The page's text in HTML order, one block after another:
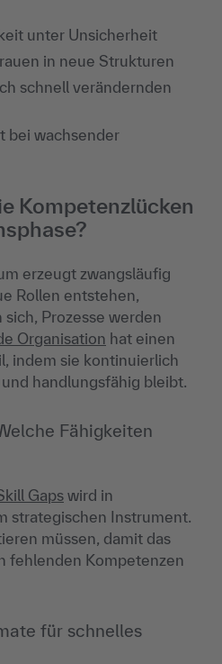
unter Unsicherheit
in neue Strukturen
schnell verändernden
bei wachsender
Kompetenzlücken
erzeugt zwangsläufig
Rollen entstehen,
Prozesse werden
Organisation hat einen
indem sie kontinuierlich
handlungsfähig bleibt.
Fähigkeiten
Gaps wird in
strategischen Instrument.
müssen, damit das
fehlenden Kompetenzen
für schnelles